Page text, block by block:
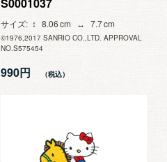
サイズ 8.06 7.7
©1976,2017 SANRIO CO.,LTD. APPROVAL
NO.S575454
990円